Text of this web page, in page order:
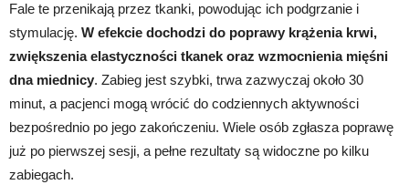
Fale te przenikają przez tkanki, powodując ich podgrzanie i
stymulację. W efekcie dochodzi do poprawy krążenia krwi,
zwiększenia elastyczności tkanek oraz wzmocnienia mięśni
dna miednicy. Zabieg jest szybki, trwa zazwyczaj około 30
minut, a pacjenci mogą wrócić do codziennych aktywności
bezpośrednio po jego zakończeniu. Wiele osób zgłasza poprawę
już po pierwszej sesji, a pełne rezultaty są widoczne po kilku
zabiegach.